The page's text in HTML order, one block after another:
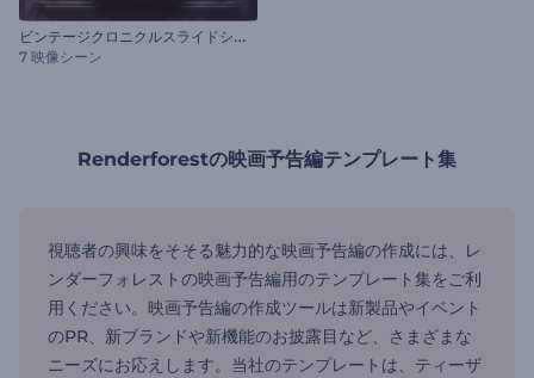
ビ
ンテージクロニクルスライドショー
7 映像シーン
Renderforestの映画予告編テンプレート集
視聴者の興味をそそる魅力的な映画予告編の作成には、レ
ンダーフォレストの映画予告編用のテンプレート集をご利
用ください。映画予告編の作成ツールは新製品やイベント
のPR、新ブランドや新機能のお披露目など、さまざまな
ニーズにお応えします。当社のテンプレートは、ティーザ